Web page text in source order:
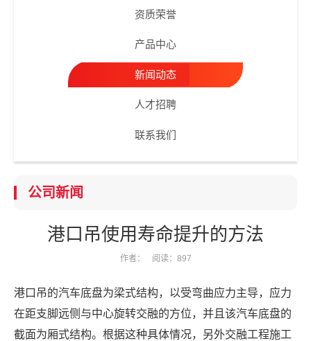
资质荣誉
产品中心
新闻动态
人才招聘
联系我们
公司新闻
港口吊使用寿命提升的方法
作者： 阅读：897
港口吊的汽车底盘为梁式结构，以受弯曲应力主导，应力
在距支脚远侧与中心旋转交融的方位，并且该汽车底盘的
截面为厢式结构。根据这种具体情况，另外交融工程施工